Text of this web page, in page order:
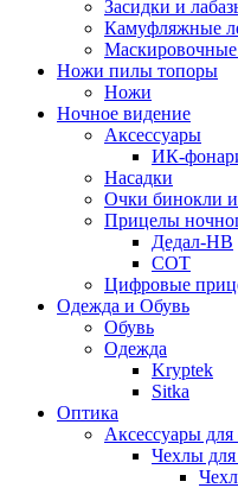
Засидки и
Камуфляжные
Маскировочные
Ножи пилы топоры
Ножи
Ночное видение
Аксессуары
ИК-
Насадки
Очки бинокли
Прицелы
Дедал-НВ
СОТ
Цифровые
Одежда и Обувь
Обувь
Одежда
Kryptek
Sitka
Оптика
Аксессуары
Чехлы